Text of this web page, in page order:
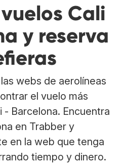
Cali
y reserva
webs de aerolíneas
el vuelo más
- Barcelona. Encuentra
en Trabber y
en la web que tenga
tiempo y dinero.